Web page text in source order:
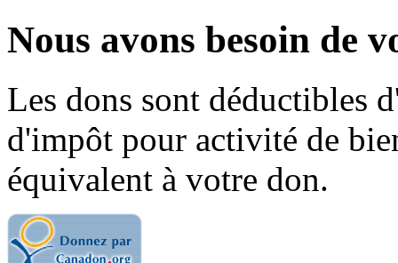
Nous avons besoin de
Les dons sont déductibles
d'impôt pour activité de
équivalent à votre don.